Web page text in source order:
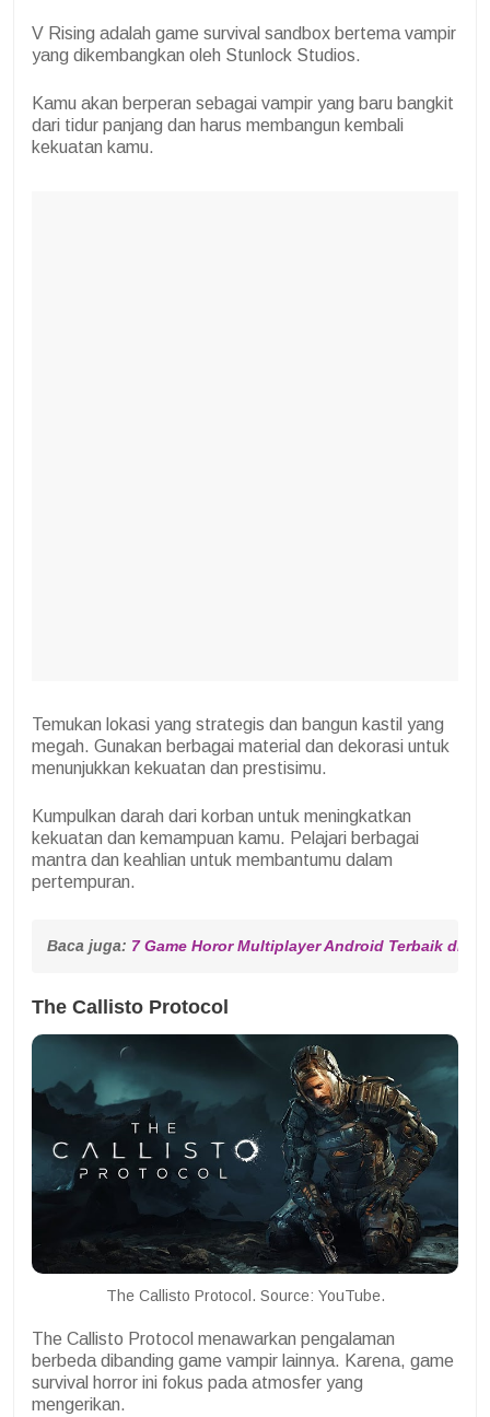
V Rising adalah game survival sandbox bertema vampir
yang dikembangkan oleh Stunlock Studios.
Kamu akan berperan sebagai vampir yang baru bangkit
dari tidur panjang dan harus membangun kembali
kekuatan kamu.
Temukan lokasi yang strategis dan bangun kastil yang
megah. Gunakan berbagai material dan dekorasi untuk
menunjukkan kekuatan dan prestisimu.
Kumpulkan darah dari korban untuk meningkatkan
kekuatan dan kemampuan kamu. Pelajari berbagai
mantra dan keahlian untuk membantumu dalam
pertempuran.
Baca juga: 7 Game Horor Multiplayer Android Terbaik di
The Callisto Protocol
The Callisto Protocol. Source: YouTube.
The Callisto Protocol menawarkan pengalaman
berbeda dibanding game vampir lainnya. Karena, game
survival horror ini fokus pada atmosfer yang
mengerikan.